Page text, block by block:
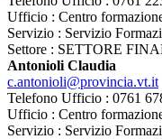
Ufficio : Centro
Servizio : Servizio
Settore : SETTORE
Antonioli Claudia
c.antonioli@provincia.vt.it
Telefono Ufficio : 0761
Ufficio : Centro
Servizio : Servizio